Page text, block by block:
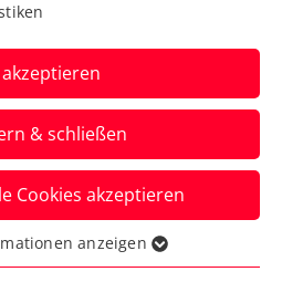
by
zu Gast in
in Tulln bietet ein
– und eine
/ Redaktion, 13.08.2025
& schließen
Cookies akzeptieren
für grundlegende
anzeigen